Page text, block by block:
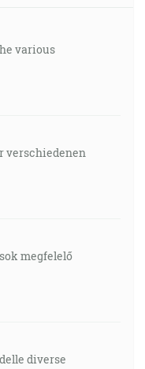
various
verschiedenen
megfelelő
diverse